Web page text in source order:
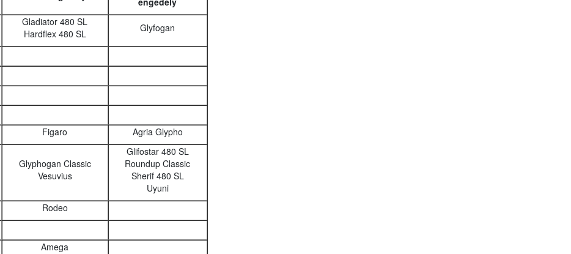
Gladiator 480 SL
Hardflex 480 SL
Glyfogan
Figaro Agria Glypho
Glyphogan Classic
Vesuvius
Glifostar 480 SL
Roundup Classic
Sherif 480 SL
Uyuni
Rodeo
Amega